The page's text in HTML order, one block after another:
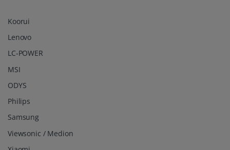
Koorui
Lenovo
LC-POWER
MSI
ODYS
Philips
Samsung
Viewsonic / Medion